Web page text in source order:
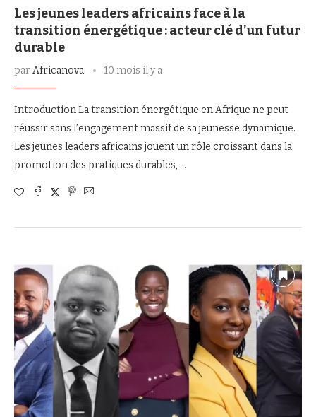
Les jeunes leaders africains face à la
transition énergétique : acteur clé d’un futur
durable
parAfricanova 10 mois il y a
Introduction La transition énergétique en Afrique ne peut
réussir sans l’engagement massif de sa jeunesse dynamique.
Les jeunes leaders africains jouent un rôle croissant dans la
promotion des pratiques durables, …